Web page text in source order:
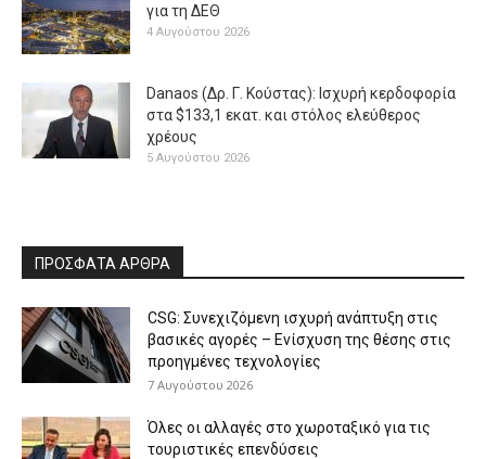
για τη ΔΕΘ
4 Αυγούστου 2026
Danaos (Δρ. Γ. Κούστας): Ισχυρή κερδοφορία
στα $133,1 εκατ. και στόλος ελεύθερος
χρέους
5 Αυγούστου 2026
ΠΡΟΣΦΑΤΑ ΑΡΘΡΑ
CSG: Συνεχιζόμενη ισχυρή ανάπτυξη στις
βασικές αγορές – Ενίσχυση της θέσης στις
προηγμένες τεχνολογίες
7 Αυγούστου 2026
Όλες οι αλλαγές στο χωροταξικό για τις
τουριστικές επενδύσεις